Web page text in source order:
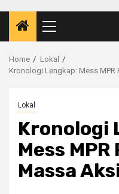
Primary
Menu
Home
Lokal
Kronologi Lengkap: Mess MPR
Lokal
Kronologi
Mess
Massa